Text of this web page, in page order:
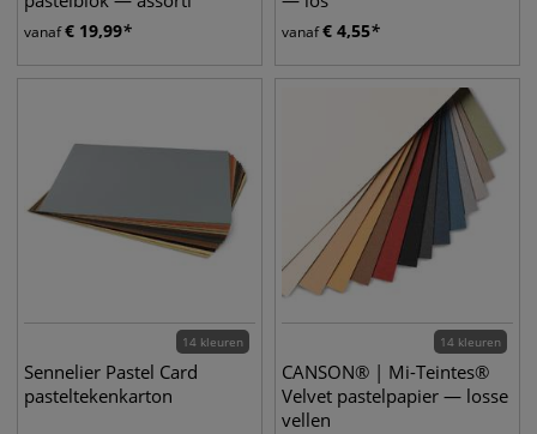
vanaf€ 19,99 vanaf€ 4,55
14 kleuren
Sennelier Pastel Card
pasteltekenkarton
14 kleuren
CANSON® | Mi-Teintes®
Velvet pastelpapier — losse
vellen